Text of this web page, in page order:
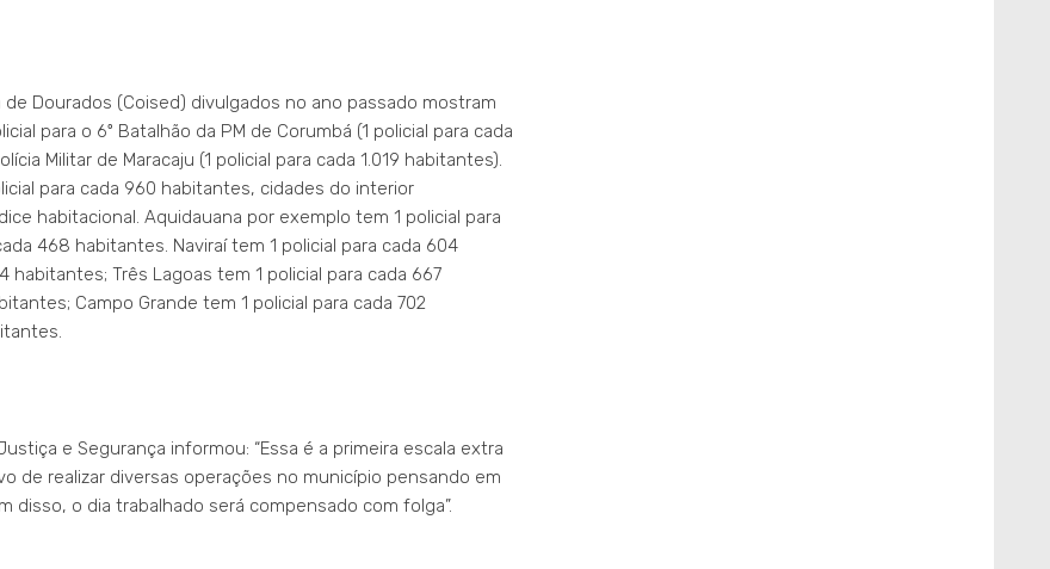
Dourados (Coised) divulgados no ano passado mostram
para o 6º Batalhão da PM de Corumbá (1 policial para cada
Militar de Maracaju (1 policial para cada 1.019 habitantes).
para cada 960 habitantes, cidades do interior
habitacional. Aquidauana por exemplo tem 1 policial para
468 habitantes. Naviraí tem 1 policial para cada 604
Três Lagoas tem 1 policial para cada 667
Campo Grande tem 1 policial para cada 702
e Segurança informou: “Essa é a primeira escala extra
de realizar diversas operações no município pensando em
disso, o dia trabalhado será compensado com folga”.